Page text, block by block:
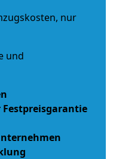
nur
und